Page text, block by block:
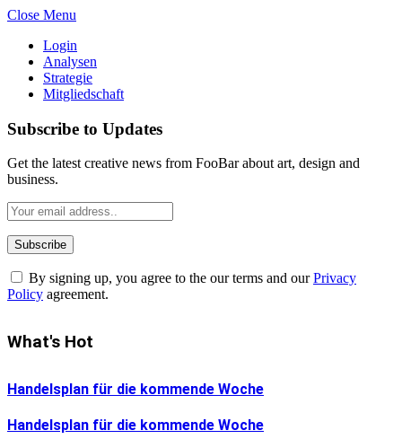
Close Menu
Login
Analysen
Strategie
Mitgliedschaft
Subscribe to Updates
Get the latest creative news from FooBar about art, design and
business.
By signing up, you agree to the our terms and ourPrivacy
Policy agreement.
What's Hot
Handelsplan für die kommende Woche
Handelsplan für die kommende Woche